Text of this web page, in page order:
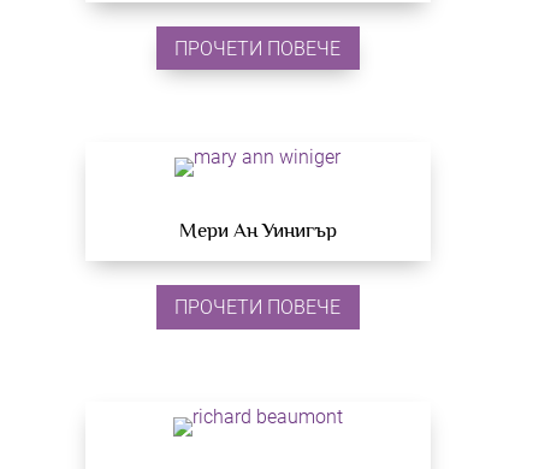
ПРОЧЕТИ ПОВЕЧЕ
Мери Ан Уинигър
ПРОЧЕТИ ПОВЕЧЕ